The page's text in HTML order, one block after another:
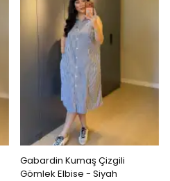
Gabardin Kumaş Çizgili
Gömlek Elbise - Siyah